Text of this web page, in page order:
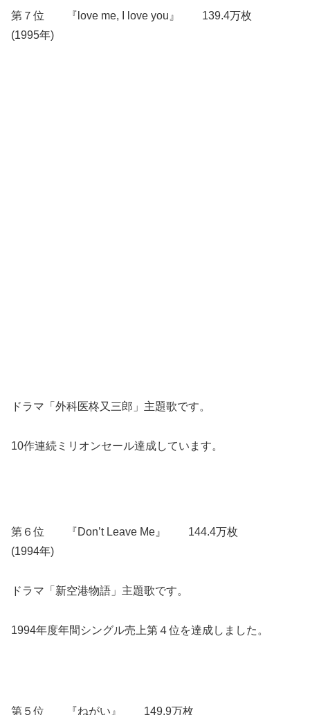
第７位 『love me, I love you』 139.4万枚
(1995年)
ドラマ「外科医柊又三郎」主題歌です。
10作連続ミリオンセール達成しています。
第６位 『Don’t Leave Me』 144.4万枚
(1994年)
ドラマ「新空港物語」主題歌です。
1994年度年間シングル売上第４位を達成しました。
第５位 『ねがい』 149.9万枚